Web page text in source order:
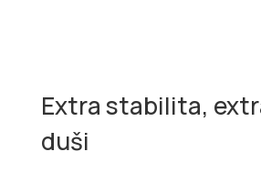
Extra stabilita,
duši